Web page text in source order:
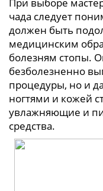
чада следует
должен быть
медицинским
болезням стопы.
безболезненно
процедуры, но и
ногтями и кожей
увлажняющие и
средства.